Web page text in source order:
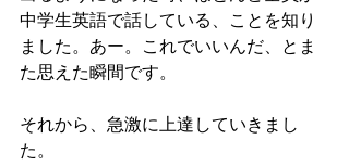
中学生英語で話している、ことを知り
ました。あー。これでいいんだ、とま
た思えた瞬間です。
それから、急激に上達していきまし
た。